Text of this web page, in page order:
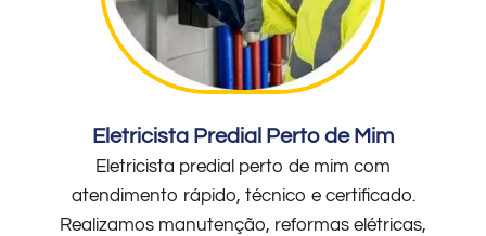
Eletricista Predial Perto de Mim
Eletricista predial perto de mim com
atendimento rápido, técnico e certificado.
Realizamos manutenção, reformas elétricas,